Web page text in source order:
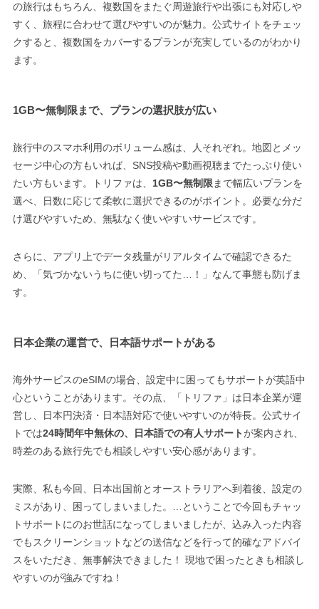
の旅行はもちろん、複数国をまたぐ周遊旅行や出張にも対応しや
すく、旅程に合わせて選びやすいのが魅力。公式サイトをチェッ
クすると、複数国をカバーするプランが充実しているのがわかり
ます。
1GB〜無制限まで、プランの選択肢が広い
旅行中のスマホ利用のボリューム感は、人それぞれ。地図とメッ
セージ中心の方もいれば、SNS投稿や動画視聴までたっぷり使い
たい方もいます。トリファは、 1GB〜無制限まで幅広いプランを
選べ、日数に応じて柔軟に選択できるのがポイント。必要な分だ
け選びやすいため、無駄なく使いやすいサービスです。
さらに、アプリ上でデータ残量がリアルタイムで確認できるた
め、「気づかないうちに使い切ってた…！」なんて事態も防げま
す。
日本企業の運営で、日本語サポートがある
海外サービスのeSIMの場合、設定中に困ってもサポートが英語中
心ということがあります。その点、「トリファ」は日本企業が運
営し、日本円決済・日本語対応で使いやすいのが特長。公式サイ
トでは24時間年中無休の、日本語での有人サポートが案内され、
時差のある旅行先でも相談しやすい安心感があります。
実際、私も今回、日本出国前とオーストラリアへ到着後、設定の
ミスがあり、困ってしまいました。…ということで今回もチャッ
トサポートにのお世話になってしまいましたが、込み入った内容
でもスクリーンショットなどの送信などを行って的確なアドバイ
スをいただき、無事解決できました！ 現地で困ったときも相談し
やすいのが強みですね！